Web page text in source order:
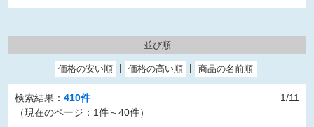
並び順
検索結果：410件
（現在のページ：1件～40件）
1/11